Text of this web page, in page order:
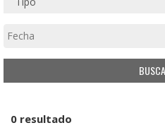
0 resultado